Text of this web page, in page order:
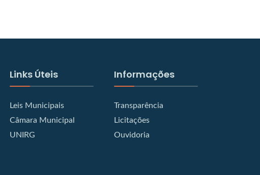
Links Úteis
Leis Municipais
Câmara Municipal
UNIRG
Informações
Transparência
Licitações
Ouvidoria